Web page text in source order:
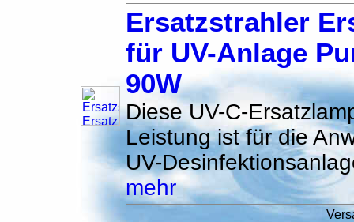
Ersatzstrahler
für UV-Anlage
90W
Diese UV-C-
Leistung ist für die
UV-
mehr